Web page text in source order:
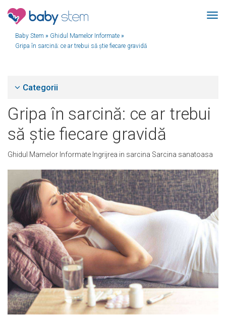
Baby Stem » Ghidul Mamelor Informate »
Gripa în sarcină: ce ar trebui să știe fiecare gravidă
Categorii
Gripa în sarcină: ce ar trebui
să știe fiecare gravidă
Ghidul Mamelor Informate Ingrijrea in sarcina Sarcina sanatoasa